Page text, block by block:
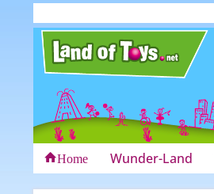
Home Wunder-Land